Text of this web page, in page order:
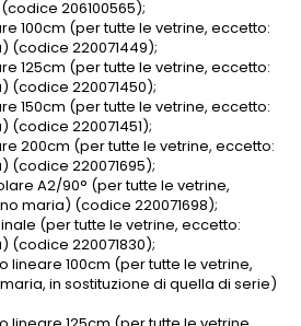
206100565);
100cm (per tutte le vetrine, eccetto:
(codice 220071449);
125cm (per tutte le vetrine, eccetto:
(codice 220071450);
150cm (per tutte le vetrine, eccetto:
220071451);
200cm (per tutte le vetrine, eccetto:
220071695);
A2/90° (per tutte le vetrine,
maria) (codice 220071698);
(per tutte le vetrine, eccetto:
220071830);
lineare 100cm (per tutte le vetrine,
in sostituzione di quella di serie)